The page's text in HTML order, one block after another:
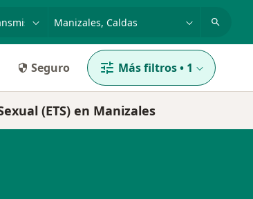
Seguro Más filtros• 1
(ETS) en Manizales